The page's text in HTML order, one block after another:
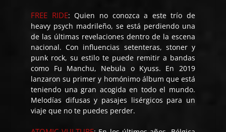
FREE RIDE: Quien no conozca a este trío de
heavy psych madrileño, se está perdiendo una
de las últimas revelaciones dentro de la escena
nacional. Con influencias setenteras, stoner y
punk rock, su estilo te puede remitir a bandas
como Fu Manchu, Nebula o Kyuss. En 2019
lanzaron su primer y homónimo álbum que está
teniendo una gran acogida en todo el mundo.
Melodías difusas y pasajes lisérgicos para un
viaje que no te puedes perder.